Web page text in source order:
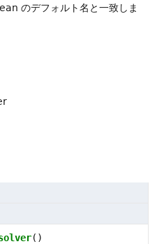
のデフォルト名と一致しま
()